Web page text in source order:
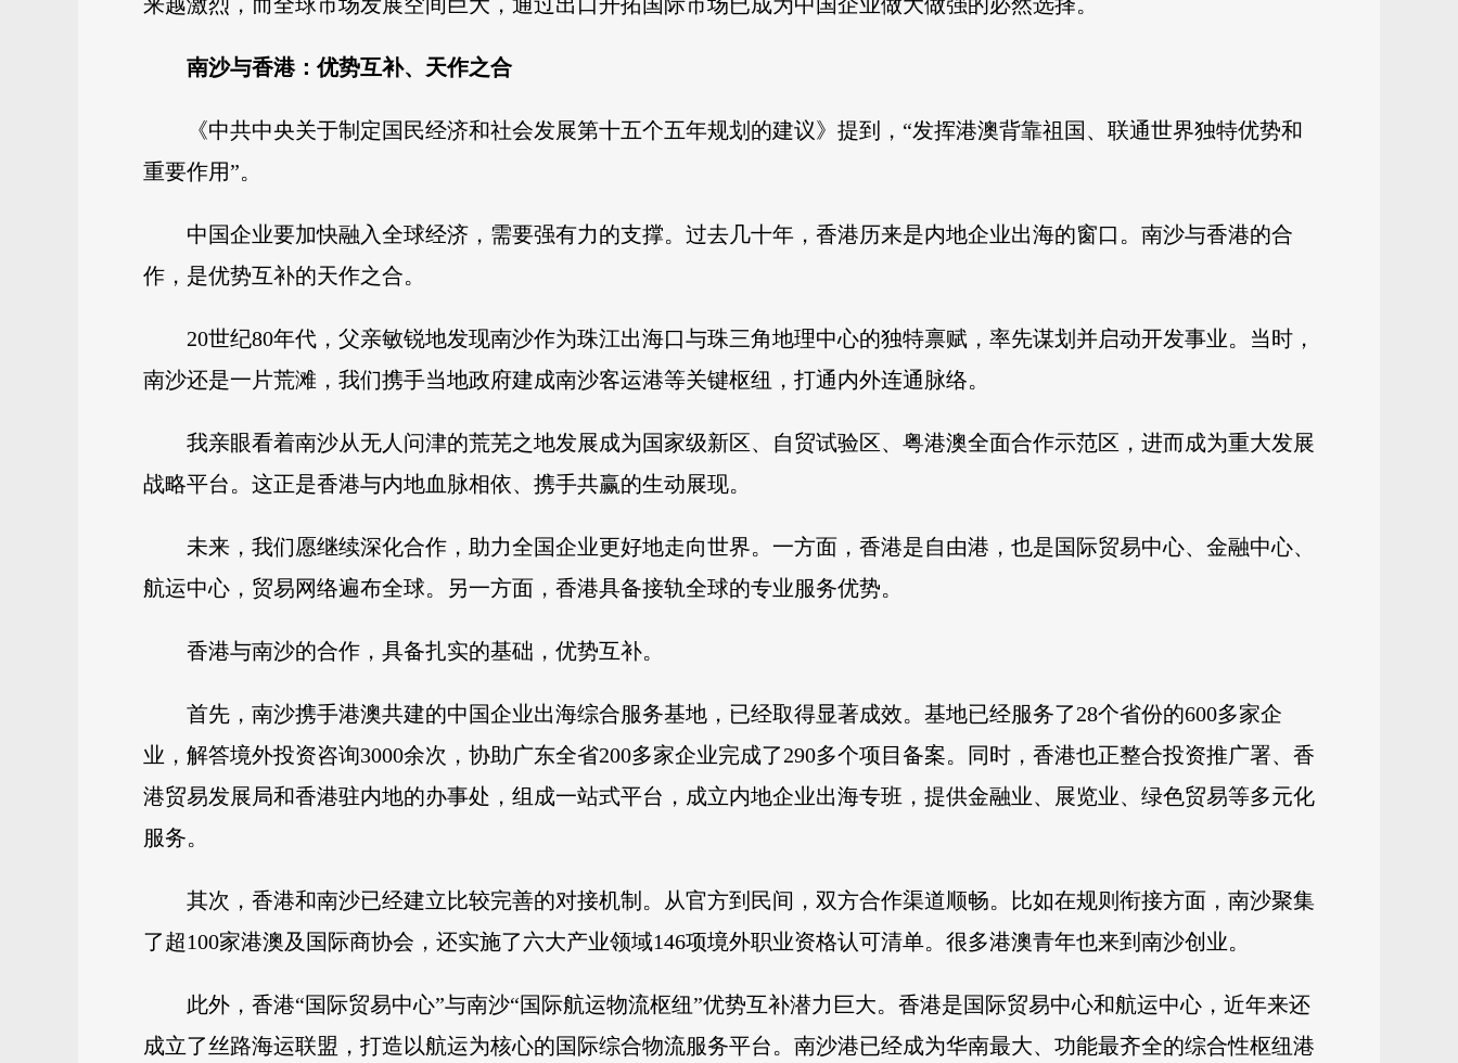
南沙与香港：优势互补、天作之合
《中共中央关于制定国民经济和社会发展第十五个五年规划的建议》提到，“发挥港澳背靠祖国、联通世界独特优势和
重要作用”。
中国企业要加快融入全球经济，需要强有力的支撑。过去几十年，香港历来是内地企业出海的窗口。南沙与香港的合
作，是优势互补的天作之合。
20世纪80年代，父亲敏锐地发现南沙作为珠江出海口与珠三角地理中心的独特禀赋，率先谋划并启动开发事业。当时，
南沙还是一片荒滩，我们携手当地政府建成南沙客运港等关键枢纽，打通内外连通脉络。
我亲眼看着南沙从无人问津的荒芜之地发展成为国家级新区、自贸试验区、粤港澳全面合作示范区，进而成为重大发展
战略平台。这正是香港与内地血脉相依、携手共赢的生动展现。
未来，我们愿继续深化合作，助力全国企业更好地走向世界。一方面，香港是自由港，也是国际贸易中心、金融中心、
航运中心，贸易网络遍布全球。另一方面，香港具备接轨全球的专业服务优势。
香港与南沙的合作，具备扎实的基础，优势互补。
首先，南沙携手港澳共建的中国企业出海综合服务基地，已经取得显著成效。基地已经服务了28个省份的600多家企
业，解答境外投资咨询3000余次，协助广东全省200多家企业完成了290多个项目备案。同时，香港也正整合投资推广署、香
港贸易发展局和香港驻内地的办事处，组成一站式平台，成立内地企业出海专班，提供金融业、展览业、绿色贸易等多元化
服务。
其次，香港和南沙已经建立比较完善的对接机制。从官方到民间，双方合作渠道顺畅。比如在规则衔接方面，南沙聚集
了超100家港澳及国际商协会，还实施了六大产业领域146项境外职业资格认可清单。很多港澳青年也来到南沙创业。
此外，香港“国际贸易中心”与南沙“国际航运物流枢纽”优势互补潜力巨大。香港是国际贸易中心和航运中心，近年来还
成立了丝路海运联盟，打造以航运为核心的国际综合物流服务平台。南沙港已经成为华南最大、功能最齐全的综合性枢纽港